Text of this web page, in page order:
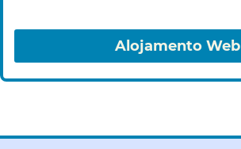
Alojamento Web